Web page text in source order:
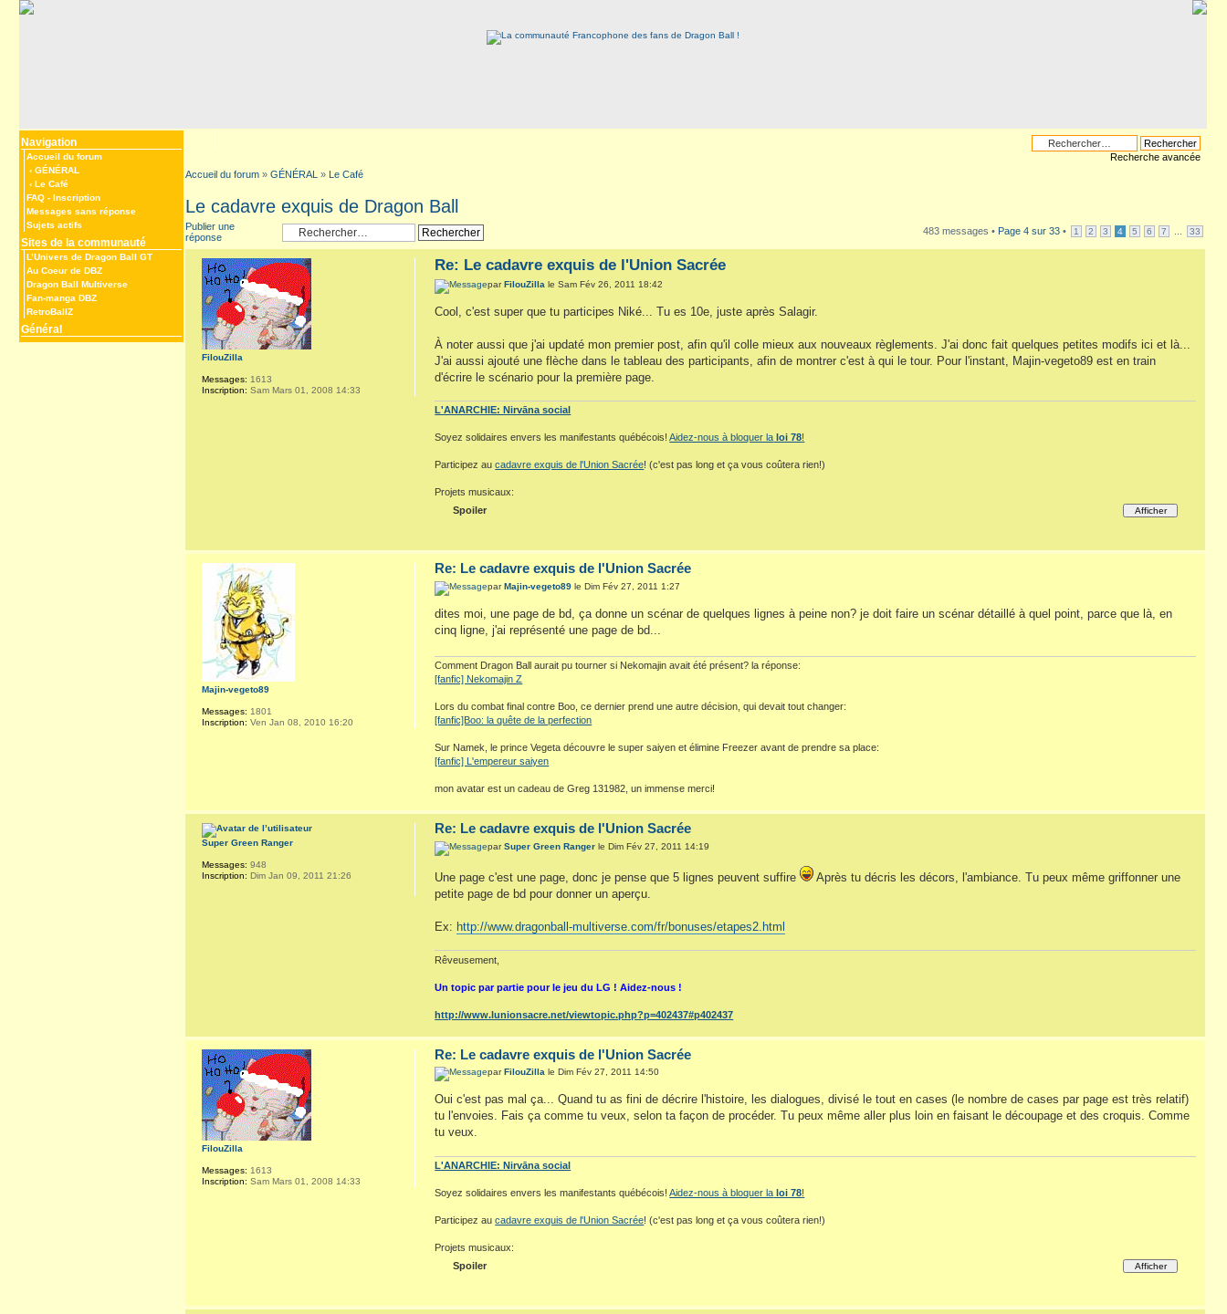
Navigation
Accueil du forum
‹ GÉNÉRAL
‹ Le Café
FAQ - Inscription
Messages sans réponse
Sujets actifs
Sites de la communauté
L’Univers de Dragon Ball GT
Au Coeur de DBZ
Dragon Ball Multiverse
Fan-manga DBZ
RetroBallZ
Général
Recherche avancée
Accueil du forum » GÉNÉRAL » Le Café
Le cadavre exquis de Dragon Ball
Publier une
réponse
483 messages • Page 4 sur 33 • 1 2 3 4 5 6 7 33
Re: Le cadavre exquis de l'Union Sacrée
parFilouZilla le Sam Fév 26, 2011 18:42
Cool, c'est super que tu participes Niké... Tu es 10e, juste après Salagir.
À noter aussi que j'ai updaté mon premier post, afin qu'il colle mieux aux nouveaux règlements. J'ai donc fait quelques petites modifs ici et là...
J'ai aussi ajouté une flèche dans le tableau des participants, afin de montrer c'est à qui le tour. Pour l'instant, Majin-vegeto89 est en train
d'écrire le scénario pour la première page.
L'ANARCHIE: Nirvāna social
Soyez solidaires envers les manifestants québécois!Aidez-nous à bloquer la loi 78!
Participez aucadavre exquis de l'Union Sacrée! (c'est pas long et ça vous coûtera rien!)
Projets musicaux:
Spoiler
FilouZilla
Messages: 1613
Inscription: Sam Mars 01, 2008 14:33
Re: Le cadavre exquis de l'Union Sacrée
parMajin-vegeto89 le Dim Fév 27, 2011 1:27
dites moi, une page de bd, ça donne un scénar de quelques lignes à peine non? je doit faire un scénar détaillé à quel point, parce que là, en
cinq ligne, j'ai représenté une page de bd...
Comment Dragon Ball aurait pu tourner si Nekomajin avait été présent? la réponse:
[fanfic] Nekomajin Z
Lors du combat final contre Boo, ce dernier prend une autre décision, qui devait tout changer:
[fanfic]Boo: la quête de la perfection
Sur Namek, le prince Vegeta découvre le super saiyen et élimine Freezer avant de prendre sa place:
[fanfic] L'empereur saiyen
mon avatar est un cadeau de Greg 131982, un immense merci!
Majin-vegeto89
Messages: 1801
Inscription: Ven Jan 08, 2010 16:20
Re: Le cadavre exquis de l'Union Sacrée
parSuper Green Ranger le Dim Fév 27, 2011 14:19
Une page c'est une page, donc je pense que 5 lignes peuvent suffire
Après tu décris les décors, l'ambiance. Tu peux même griffonner une
petite page de bd pour donner un aperçu.
Ex: http://www.dragonball-multiverse.com/fr/bonuses/etapes2.html
Rêveusement,
Un topic par partie pour le jeu du LG ! Aidez-nous !
http://www.lunionsacre.net/viewtopic.php?p=402437#p402437
Super Green Ranger
Messages: 948
Inscription: Dim Jan 09, 2011 21:26
Re: Le cadavre exquis de l'Union Sacrée
parFilouZilla le Dim Fév 27, 2011 14:50
Oui c'est pas mal ça... Quand tu as fini de décrire l'histoire, les dialogues, divisé le tout en cases (le nombre de cases par page est très relatif)
tu l'envoies. Fais ça comme tu veux, selon ta façon de procéder. Tu peux même aller plus loin en faisant le découpage et des croquis. Comme
tu veux.
L'ANARCHIE: Nirvāna social
Soyez solidaires envers les manifestants québécois!Aidez-nous à bloquer la loi 78!
Participez aucadavre exquis de l'Union Sacrée! (c'est pas long et ça vous coûtera rien!)
Projets musicaux:
Spoiler
FilouZilla
Messages: 1613
Inscription: Sam Mars 01, 2008 14:33